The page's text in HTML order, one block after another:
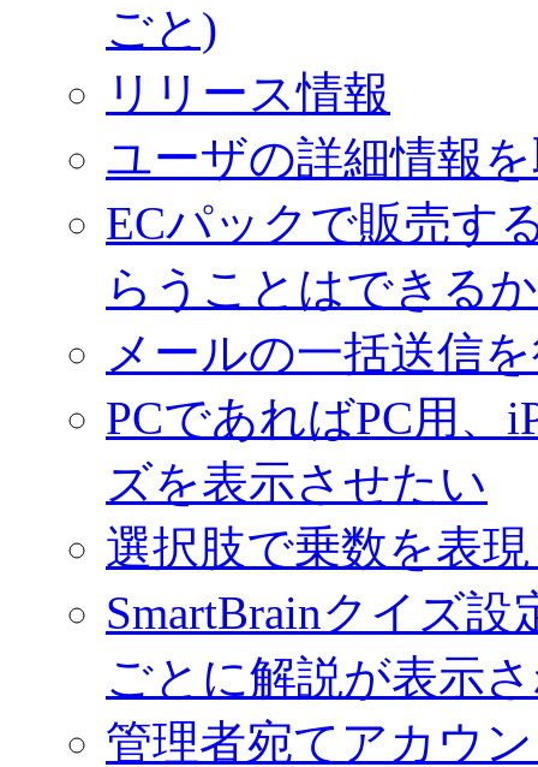
ごと)
リリース情報
ユーザの詳細情報
ECパックで販売す
らうことはできるか
メールの一括送信
PCであればPC用、
ズを表示させたい
選択肢で乗数を表
SmartBrainクイズ
ごとに解説が表示
管理者宛てアカウ